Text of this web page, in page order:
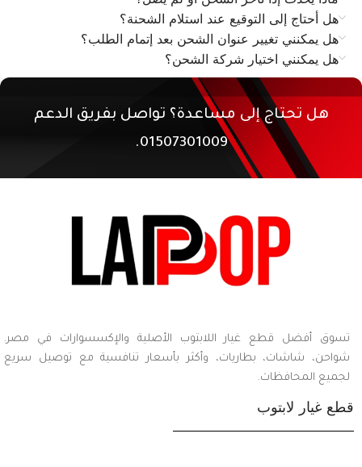
هل أحتاج إلى التوقيع عند استلام الشحنة؟
هل يمكنني تغيير عنوان الشحن بعد إتمام الطلب؟
هل يمكنني اختيار شركة الشحن؟
هل تحتاج إلى مساعدة؟ تواصل بفريق الدعم
01507301009.
تسوق أفضل قطع غيار اللابتوب الأصلية والإكسسوارات في مصر.
شواحن، شاشات، بطاريات، وأكثر بأسعار تنافسية مع توصيل سريع
لجميع المحافظات.
قطع غيار لابتوب